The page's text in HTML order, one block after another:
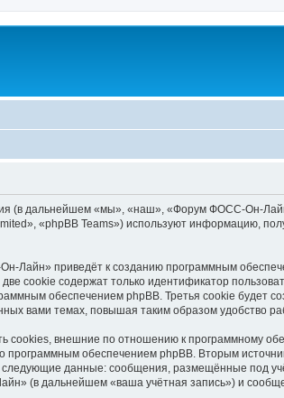
(в дальнейшем «мы», «наш», «Форум ФОСС-Он-
«phpBB Teams») используют информацию,
приведёт к созданию программным
cookie содержат только идентификатор
обеспечением phpBB. Третья cookie будет
вами темах, повышая таким образом удобство
внешние по отношению к программному
программным обеспечением phpBB. Вторым
данные: сообщения, размещённые под
(в дальнейшем «ваша учётная запись») и